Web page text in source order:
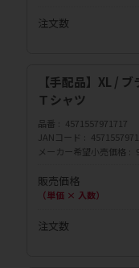
注文数
【手配品】XL /
Ｔシャツ
品番
4571557971717
JANコード
メーカー希望小売価格
販売価格
（単価 × 入数）
注文数